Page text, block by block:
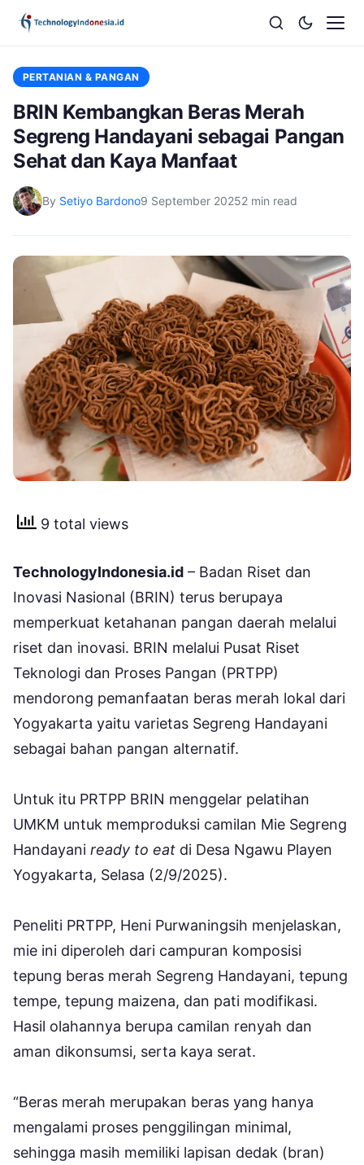
PERTANIAN & PANGAN
BRIN Kembangkan Beras Merah
Segreng Handayani sebagai Pangan
Sehat dan Kaya Manfaat
By Setiyo Bardono9 September 20252 min read
9 total views
TechnologyIndonesia.id – Badan Riset dan
Inovasi Nasional (BRIN) terus berupaya
memperkuat ketahanan pangan daerah melalui
riset dan inovasi. BRIN melalui Pusat Riset
Teknologi dan Proses Pangan (PRTPP)
mendorong pemanfaatan beras merah lokal dari
Yogyakarta yaitu varietas Segreng Handayani
sebagai bahan pangan alternatif.
Untuk itu PRTPP BRIN menggelar pelatihan
UMKM untuk memproduksi camilan Mie Segreng
Handayani ready to eat di Desa Ngawu Playen
Yogyakarta, Selasa (2/9/2025).
Peneliti PRTPP, Heni Purwaningsih menjelaskan,
mie ini diperoleh dari campuran komposisi
tepung beras merah Segreng Handayani, tepung
tempe, tepung maizena, dan pati modifikasi.
Hasil olahannya berupa camilan renyah dan
aman dikonsumsi, serta kaya serat.
“Beras merah merupakan beras yang hanya
mengalami proses penggilingan minimal,
sehingga masih memiliki lapisan dedak (bran)